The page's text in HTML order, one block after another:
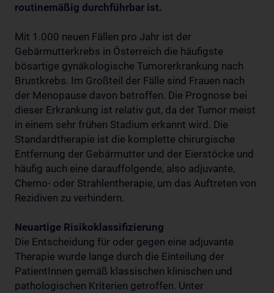
routinemäßig durchführbar ist.
Mit 1.000 neuen Fällen pro Jahr ist der
Gebärmutterkrebs in Österreich die häufigste
bösartige gynäkologische Tumorerkrankung nach
Brustkrebs. Im Großteil der Fälle sind Frauen nach
der Menopause davon betroffen. Die Prognose bei
dieser Erkrankung ist relativ gut, da der Tumor meist
in einem sehr frühen Stadium erkannt wird. Die
Standardtherapie ist die komplette chirurgische
Entfernung der Gebärmutter und der Eierstöcke und
häufig auch eine darauffolgende, also adjuvante,
Chemo- oder Strahlentherapie, um das Auftreten von
Rezidiven zu verhindern.
Neuartige Risikoklassifizierung
Die Entscheidung für oder gegen eine adjuvante
Therapie wurde lange durch die Einteilung der
PatientInnen gemäß klassischen klinischen und
pathologischen Kriterien getroffen. Unter